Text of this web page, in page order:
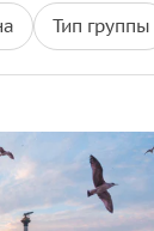
Тип группы